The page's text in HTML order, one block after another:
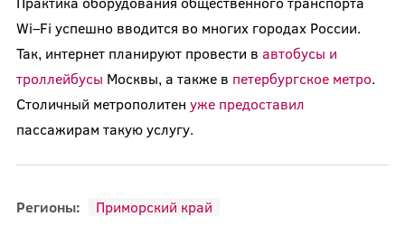
Wi–Fi успешно вводится во многих городах России.
Так, интернет планируют провести в автобусы и
троллейбусы Москвы, а также в петербургское метро.
Столичный метрополитен уже предоставил
пассажирам такую услугу.
Регионы:
Приморский край